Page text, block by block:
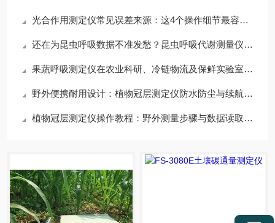
光合作用测定仪常见误差来源：这4个操作细节最容易导致数据偏差
还在为昆虫呼吸数据不准发愁？昆虫呼吸代谢测量仪，高灵敏度传感器+智能软件分析，数据又快又稳！
果蔬呼吸测定仪在农业科研、冷链物流及保鲜实验室中的综合应用
野外便携耐用设计：植物冠层测定仪防水防尘与续航能力详解
植物冠层测定仪操作教程：野外测量步骤与数据读取注意事项